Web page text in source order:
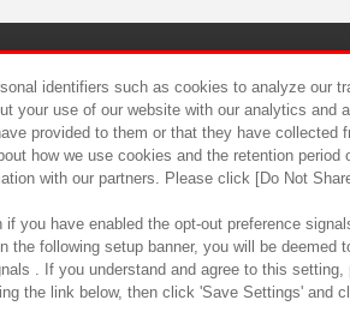
食品のご
identifiers such as cookies to analyze our
your use of our website with our analytics and
provided to them or that they have
how we use cookies and the retention
with our partners. Please click [Do Not
if you have enabled the opt-out preference
the following setup banner, you will be
. If you understand and agree to this
the link below, then click 'Save Settings' and